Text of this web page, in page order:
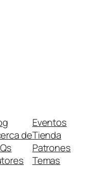
de
Eventos
Tienda
Patrones
Temas